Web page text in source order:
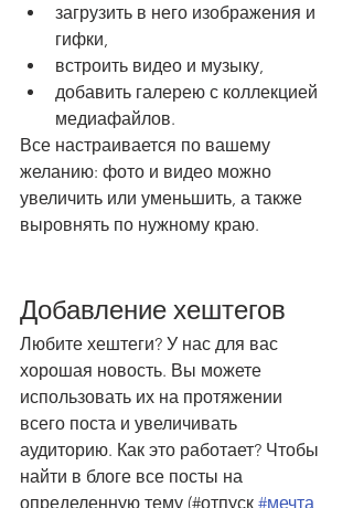
загрузить в него изображения и
гифки,
встроить видео и музыку,
добавить галерею с коллекцией
медиафайлов.
Все настраивается по вашему
желанию: фото и видео можно
увеличить или уменьшить, а также
выровнять по нужному краю.
Добавление хештегов
Любите хештеги? У нас для вас
хорошая новость. Вы можете
использовать их на протяжении
всего поста и увеличивать
аудиторию. Как это работает? Чтобы
найти в блоге все посты на
определенную тему (#отпуск #мечта